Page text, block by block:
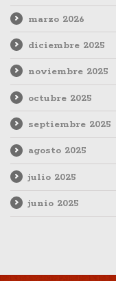
marzo 2026
diciembre 2025
noviembre 2025
octubre 2025
septiembre 2025
agosto 2025
julio 2025
junio 2025